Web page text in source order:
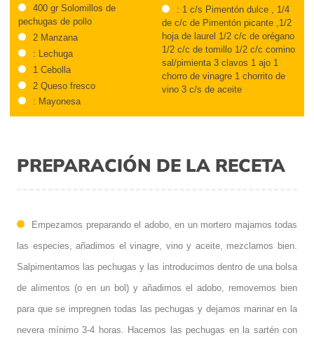
400 gr Solomillos de
pechugas de pollo
2 Manzana
: Lechuga
1 Cebolla
2 Queso fresco
: Mayonesa
: 1 c/s Pimentón dulce , 1/4
de c/c de Pimentón picante ,1/2
hoja de laurel 1/2 c/c de orégano
1/2 c/c de tomillo 1/2 c/c comino
sal/pimienta 3 clavos 1 ajo 1
chorro de vinagre 1 chorrito de
vino 3 c/s de aceite
PREPARACIÓN DE LA RECETA
Empezamos preparando el adobo, en un mortero majamos todas
las especies, añadimos el vinagre, vino y aceite, mezclamos bien.
Salpimentamos las pechugas y las introducimos dentro de una bolsa
de alimentos (o en un bol) y añadimos el adobo, removemos bien
para que se impregnen todas las pechugas y dejamos marinar en la
nevera mínimo 3-4 horas. Hacemos las pechugas en la sartén con